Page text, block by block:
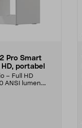
Pro Smart
portabel
– Full HD
ANSI lumen.
5 stjärnor